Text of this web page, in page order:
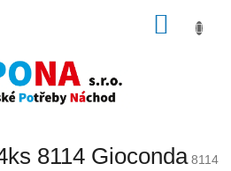
8114 Gioconda 8114